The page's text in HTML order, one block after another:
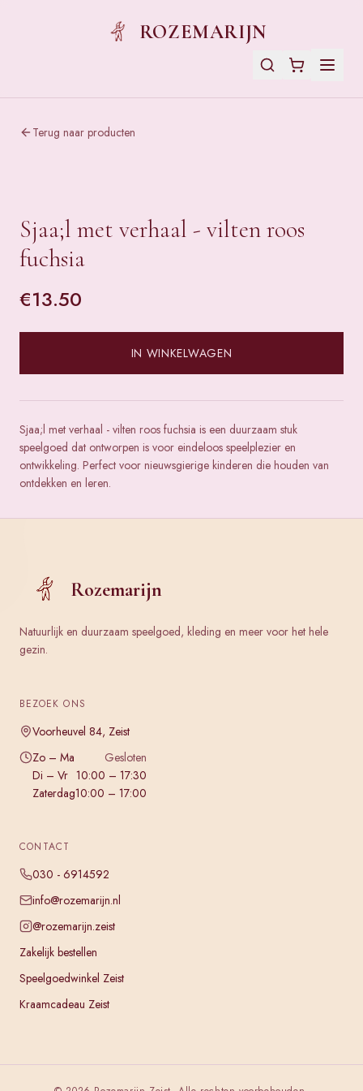
ROZEMARIJN
Terug naar producten
Sjaa;l met verhaal - vilten roos
fuchsia
€13.50
IN WINKELWAGEN
Sjaa;l met verhaal - vilten roos fuchsia is een duurzaam stuk
speelgoed dat ontworpen is voor eindeloos speelplezier en
ontwikkeling. Perfect voor nieuwsgierige kinderen die houden van
ontdekken en leren.
Rozemarijn
Natuurlijk en duurzaam speelgoed, kleding en meer voor het hele
gezin.
BEZOEK ONS
Voorheuvel 84, Zeist
Zo – Ma
Gesloten
Di – Vr 10:00 – 17:30
Zaterdag10:00 – 17:00
CONTACT
030 - 6914592
info@rozemarijn.nl
@rozemarijn.zeist
Zakelijk bestellen
Speelgoedwinkel Zeist
Kraamcadeau Zeist